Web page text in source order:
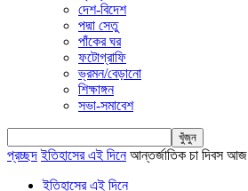
দেশ-বিদেশ
পদ্মা সেতু
পাঁকের ঘর
ফটোগ্রাফি
ভ্রমন/বেড়ানো
শিক্ষাঙ্গন
সভা-সমাবেশ
প্রচ্ছদ ইতিহাসের এই দিনে আন্তর্জাতিক চা দিবস আজ
ইতিহাসের এই দিনে